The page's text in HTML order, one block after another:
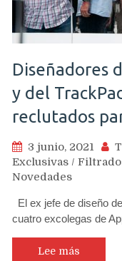
Diseñadores
y del
reclutados
3 junio, 2021
Exclusivas /
Novedades
El ex jefe de diseño
cuatro excolegas de
Lee más